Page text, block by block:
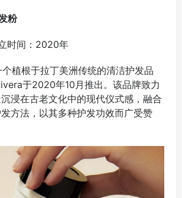
粉
时间：2020年
植根于拉丁美洲传统的清洁护发品
于2020年10月推出。该品牌致力
浸在古老文化中的现代仪式感，融合
方法，以其多种护发功效而广受赞